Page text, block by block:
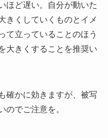
ほど遅い。自分が動いた
きくしていくものとイメ
て立っていることのほう
大きくすることを推奨い
確かに効きますが、被写
のでご注意を。